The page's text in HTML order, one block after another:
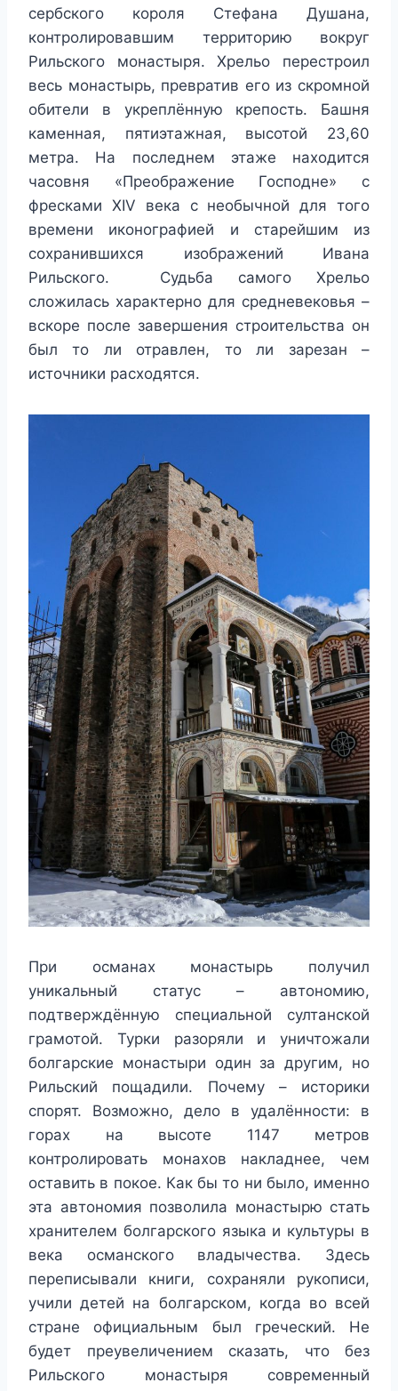
сербского короля Стефана Душана,
контролировавшим территорию вокруг
Рильского монастыря. Хрельо перестроил
весь монастырь, превратив его из скромной
обители в укреплённую крепость. Башня
каменная, пятиэтажная, высотой 23,60
метра. На последнем этаже находится
часовня «Преображение Господне» с
фресками XIV века с необычной для того
времени иконографией и старейшим из
сохранившихся изображений Ивана
Рильского. Судьба самого Хрельо
сложилась характерно для средневековья –
вскоре после завершения строительства он
был то ли отравлен, то ли зарезан –
источники расходятся.
При османах монастырь получил
уникальный статус – автономию,
подтверждённую специальной султанской
грамотой. Турки разоряли и уничтожали
болгарские монастыри один за другим, но
Рильский пощадили. Почему – историки
спорят. Возможно, дело в удалённости: в
горах на высоте 1147 метров
контролировать монахов накладнее, чем
оставить в покое. Как бы то ни было, именно
эта автономия позволила монастырю стать
хранителем болгарского языка и культуры в
века османского владычества. Здесь
переписывали книги, сохраняли рукописи,
учили детей на болгарском, когда во всей
стране официальным был греческий. Не
будет преувеличением сказать, что без
Рильского монастыря современный